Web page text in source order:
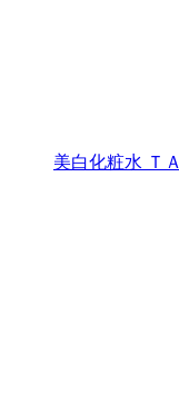
美白化粧水 ＴＡ